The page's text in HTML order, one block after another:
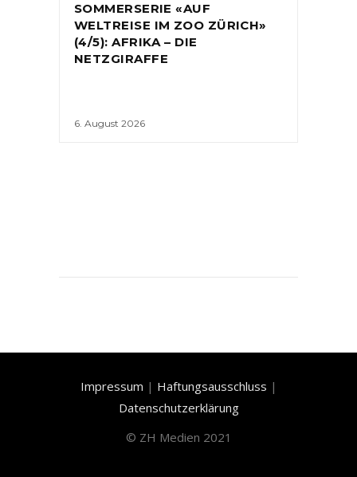
SOMMERSERIE «AUF
WELTREISE IM ZOO ZÜRICH»
(4/5): AFRIKA – DIE
NETZGIRAFFE
6. August 2026
Impressum | Haftungsausschluss |
Datenschutzerklärung
© ZH Medien 2021